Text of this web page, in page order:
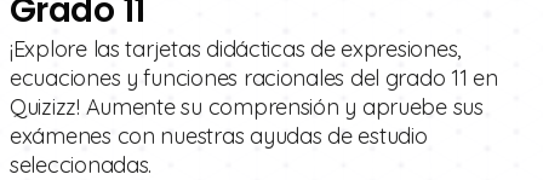
Grado 11
¡Explore las tarjetas didácticas de expresiones,
ecuaciones y funciones racionales del grado 11 en
Quizizz! Aumente su comprensión y apruebe sus
exámenes con nuestras ayudas de estudio
seleccionadas.